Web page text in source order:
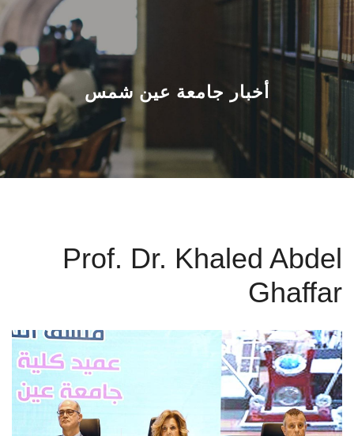
عن الجامعة
القطاعـات
الشئون الأكاديمية
البحث العلمي
المراكز والوحدات
الإعلام
تواصل معنا
أخبار جامعة عين شمس
Prof. Dr. Khaled Abdel
Ghaffar